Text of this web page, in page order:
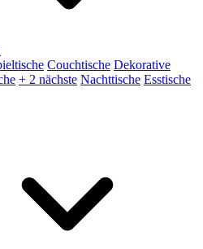
Couchtische Dekorative
+ 2 nächste Nachttische Esstische